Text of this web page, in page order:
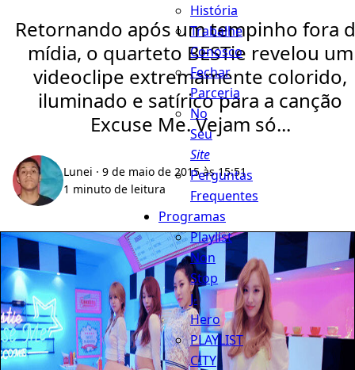
História
Trabalhe
Conosco
Fechar
Parceria
No
Seu
Site
Perguntas
Frequentes
Programas
Playlist
Non
Stop
J-
Hero
PLAYLIST
CITY
Retornando após um tempinho fora
mídia, o quarteto BESTie revelou um
videoclipe extremamente colorido,
iluminado e satírico para a canção
Excuse Me. Vejam só...
Lunei · 9 de maio de 2015 às 15:51
1 minuto de leitura